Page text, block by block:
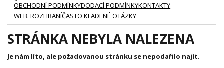
OBCHODNÍ PODMÍNKYDODACÍ PODMÍNKYKONTAKTY
WEB. ROZHRANÍČASTO KLADENÉ OTÁZKY
STRÁNKA NEBYLA NALEZENA
Je nám líto, ale požadovanou stránku se nepodařilo najít.